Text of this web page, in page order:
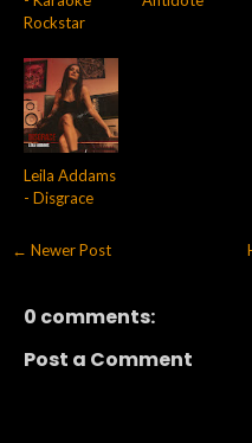
Rockstar
Leila Addams
- Disgrace
← Newer Post
0 comments:
Post a Comment